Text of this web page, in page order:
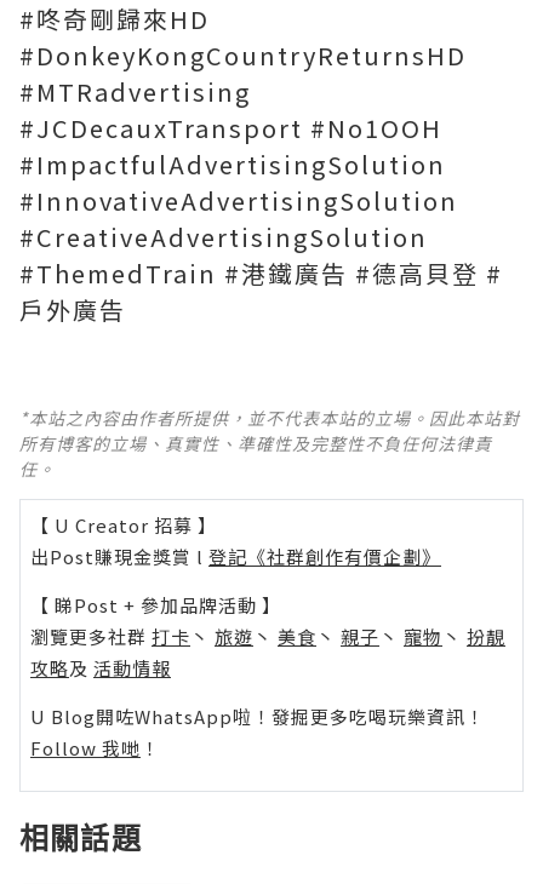
#咚奇剛歸來HD
#DonkeyKongCountryReturnsHD
#MTRadvertising
#JCDecauxTransport #No1OOH
#ImpactfulAdvertisingSolution
#InnovativeAdvertisingSolution
#CreativeAdvertisingSolution
#ThemedTrain #港鐵廣告 #德高貝登 #
戶外廣告
*本站之內容由作者所提供，並不代表本站的立場。因此本站對
所有博客的立場、真實性、準確性及完整性不負任何法律責
任。
【 U Creator 招募 】
出Post賺現金獎賞 l 登記《社群創作有價企劃》
【 睇Post + 參加品牌活動 】
瀏覽更多社群 打卡 丶 旅遊 丶 美食 丶 親子 丶 寵物 丶 扮靚
攻略及 活動情報
U Blog開咗WhatsApp啦！發掘更多吃喝玩樂資訊！
Follow 我哋 ！
相關話題